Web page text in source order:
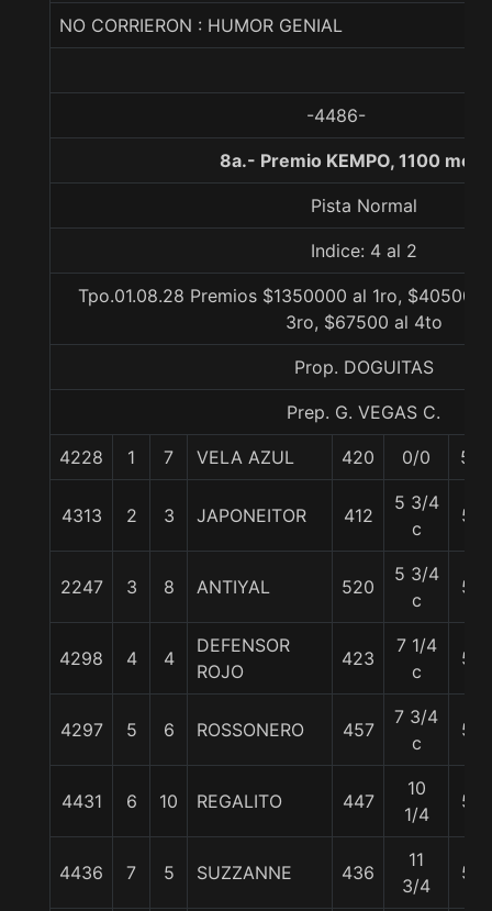
NO CORRIERON : HUMOR GENIAL
-4486-
8a.- Premio KEMPO, 1100
Pista Normal
Indice: 4 al 2
Tpo.01.08.28 Premios $1350000 al 1ro,
3ro, $67500 al 4to
Prop. DOGUITAS
Prep. G. VEGAS C.
4228 1 7 VELA AZUL 420 0/0 59
4313 2 3 JAPONEITOR 412
5 3/4
c
57
2247 3 8 ANTIYAL 520
5 3/4
c
57
4298 4 4
DEFENSOR
ROJO
423
7 1/4
c
57
4297 5 6 ROSSONERO 457
7 3/4
c
57
4431 6 10 REGALITO 447
10
1/4
57
4436 7 5 SUZZANNE 436
11
3/4
57